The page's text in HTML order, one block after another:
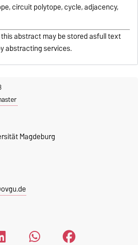
circuit polytope, cycle, adjacency,
abstract may be stored asfull text
abstracting services.
Magdeburg